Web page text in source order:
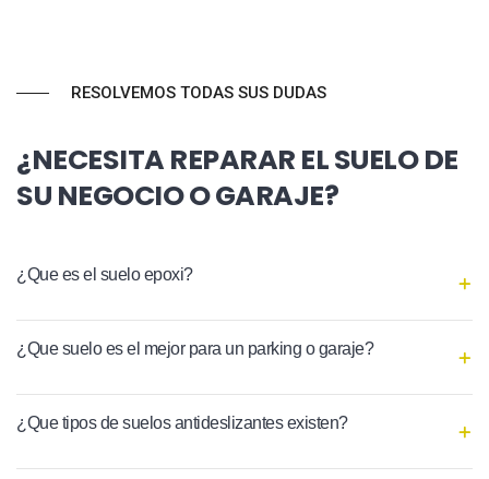
RESOLVEMOS TODAS SUS DUDAS
¿NECESITA REPARAR EL SUELO DE
SU NEGOCIO O GARAJE?
¿Que es el suelo epoxi?
¿Que suelo es el mejor para un parking o garaje?
¿Que tipos de suelos antideslizantes existen?